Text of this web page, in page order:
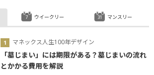
マネックス人生100年デザイン
「墓じまい」には期限がある？墓じまいの流れ
とかかる費用を解説
ウイークリー マンスリー